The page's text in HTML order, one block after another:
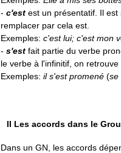
- c'est est un présentatif. Il
remplacer par cela est.
Exemples: c'est lui; c'est mon
- s'est fait partie du verbe
le verbe à l'infinitif, on
Exemples: il s'est promené (se
II Les accords dans le
Dans un GN, les accords